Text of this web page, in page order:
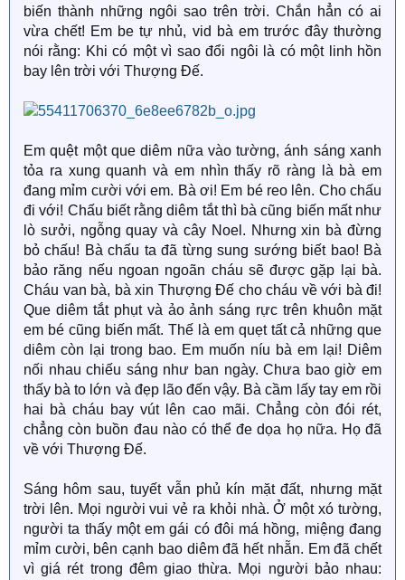
biến thành những ngôi sao trên trời. Chắn hẳn có ai
vừa chết! Em be tự nhủ, vid bà em trước đây thường
nói rằng: Khi có một vì sao đổi ngôi là có một linh hồn
bay lên trời với Thượng Đế.
Em quệt một que diêm nữa vào tường, ánh sáng xanh
tỏa ra xung quanh và em nhìn thấy rõ ràng là bà em
đang mỉm cười với em. Bà ơi! Em bé reo lên. Cho chấu
đi với! Chấu biết rằng diêm tắt thì bà cũng biến mất như
lò sưởi, ngỗng quay và cây Noel. Nhưng xin bà đừng
bỏ chấu! Bà chấu ta đã từng sung sướng biết bao! Bà
bảo răng nếu ngoan ngoãn cháu sẽ được gặp lại bà.
Cháu van bà, bà xin Thượng Đế cho cháu về với bà đi!
Que diêm tắt phụt và ảo ảnh sáng rực trên khuôn mặt
em bé cũng biến mất. Thế là em quẹt tất cả những que
diêm còn lại trong bao. Em muốn níu bà em lại! Diêm
nối nhau chiếu sáng như ban ngày. Chưa bao giờ em
thấy bà to lớn và đẹp lão đến vậy. Bà cầm lấy tay em rồi
hai bà cháu bay vút lên cao mãi. Chẳng còn đói rét,
chẳng còn buồn đau nào có thể đe dọa họ nữa. Họ đã
về với Thượng Đế.
Sáng hôm sau, tuyết vẫn phủ kín mặt đất, nhưng mặt
trời lên. Mọi người vui vẻ ra khỏi nhà. Ở một xó tường,
người ta thấy một em gái có đôi má hồng, miệng đang
mỉm cười, bên cạnh bao diêm đã hết nhẵn. Em đã chết
vì giá rét trong đêm giao thừa. Mọi người bảo nhau: